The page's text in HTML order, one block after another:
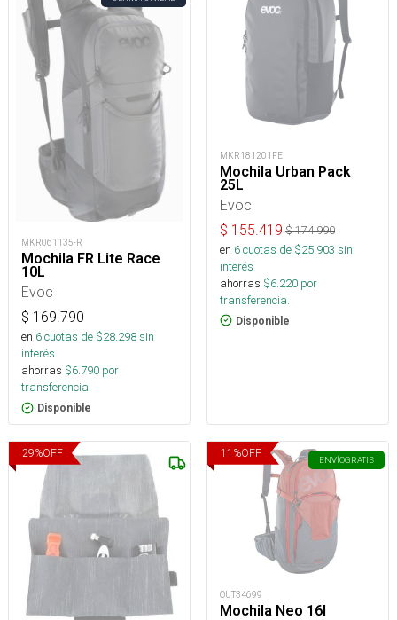
MKR061135-R
Mochila FR Lite Race
10L
Evoc
$ 169.790
en 6cuotas de $28.298sin
interés
ahorras $6.790 por
transferencia.
Disponible
MKR181201FE
Mochila Urban Pack
25L
Evoc
$ 155.419 $174.990
en 6cuotas de $25.903 sin
interés
ahorras $6.220 por
transferencia.
Disponible
29%OFF 11 %OFF
ENVÍOGRATIS
OUT34699
Mochila Neo 16I